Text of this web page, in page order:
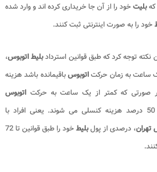
کهبلیتخود را از آن جا خریداری کرده اند و وارد شده
خود را به صورت اینترنتی ثبت کنند.
نکته توجه کرد که طبق قوانین استردادبلیط اتوبوس،
ساعت به زمان حرکتاتوبوسباقیمانده باشد هزینه
اتوبوس
باقیمانده باشد، شامل 50 درصد هزینه کنسلی می شوند. یعنی افراد با
تهران، درصدی از پولبلیط
خود را طبق قوانین تا 72